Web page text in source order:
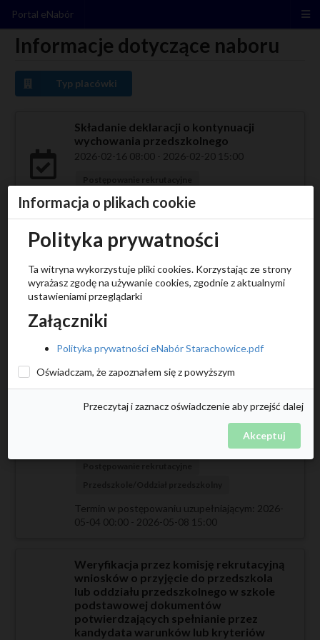
Portal eNabór
Informacje dotyczące naboru
Typ placówki
Składanie deklaracji o kontynuacji
wychowania przedszkolnego
2026-02-16 08:00 - 2026-02-20 15:00
Przedszkole/Oddział przedszkolny
Odbieranie deklaracji
Postępowanie rekrutacyjne
Przedszkole/Oddział przedszkolny
Złożenie wniosku o przyjęcie do
przedszkolnego w szkole podstawowej
wraz z dokumentami potwierdzającymi
spełnianie przez kandydata warunków
lub kryteriów branych pod uwagę w
postępowaniu rekrutacyjnym
2026-02-23 00:00 - 2026-03-06 15:00
Termin w postępowaniu uzupełniającym: 2026-
05-04 00:00 - 2026-05-08 15:00
Weryfikacja przez komisję rekrutacyjną
wniosków o przyjęcie do przedszkola
lub oddziału przedszkolnego w szkole
podstawowej dokumentów
potwierdzających spełnianie przez
kandydata warunków lub kryteriów
Informacja o plikach cookie
Polityka prywatności
Ta witryna wykorzystuje pliki cookies. Korzystając ze strony
wyrażasz zgodę na używanie cookies, zgodnie z aktualnymi
ustawieniami przeglądarki
Załączniki
Polityka prywatności eNabór Starachowice.pdf
Oświadczam, że zapoznałem się z powyższym
Przeczytaj i zaznacz oświadczenie aby przejść dalej
Akceptuj